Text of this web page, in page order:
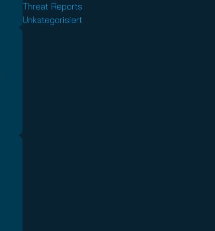
Threat Reports
Unkategorisiert